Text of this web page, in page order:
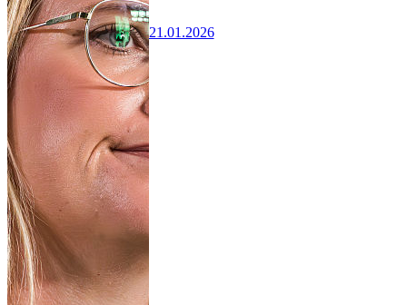
21.01.2026